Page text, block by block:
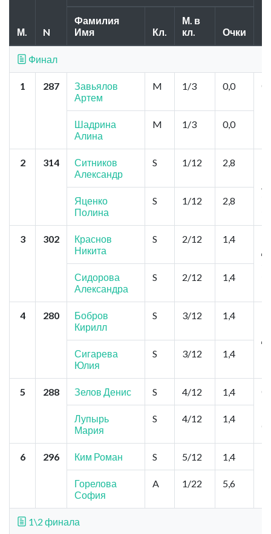
М. N
Фамилия
Имя
Кл.
М. в
кл.
Очки
Финал
1 287
Завьялов
Артем
M 1/3 0,0
Шадрина
Алина
M 1/3 0,0
2 314
Ситников
Александр
S 1/12 2,8
Яценко
Полина
S 1/12 2,8
3 302
Краснов
Никита
S 2/12 1,4
Сидорова
Александра
S 2/12 1,4
4 280
Бобров
Кирилл
S 3/12 1,4
Сигарева
Юлия
S 3/12 1,4
5 288 Зелов Денис S 4/12 1,4
Лупырь
Мария
S 4/12 1,4
6 296 Ким Роман S 5/12 1,4
Горелова
София
A 1/22 5,6
1\2 финала